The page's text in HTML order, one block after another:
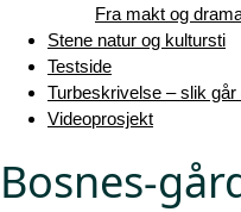
Fra makt og
Stene natur og kultursti
Testside
Turbeskrivelse – slik
Videoprosjekt
Bosnes-